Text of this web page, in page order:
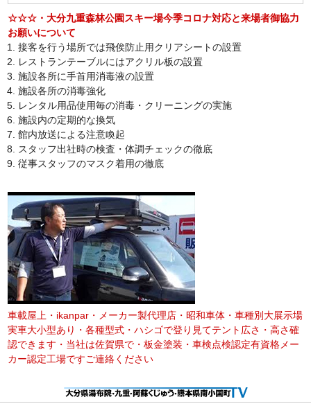
☆☆☆・大分九重森林公園スキー場今季コロナ対応と来場者御協力
お願いについて
接客を行う場所では飛俟防止用クリアシートの設置
レストランテーブルにはアクリル板の設置
施設各所に手首用消毒液の設置
施設各所の消毒強化
レンタル用品使用毎の消毒・クリーニングの実施
施設内の定期的な換気
館内放送による注意喚起
スタッフ出社時の検査・体調チェックの徹底
従事スタッフのマスク着用の徹底
車載屋上・ikanpar・メーカー製代理店・昭和車体・車種別大展示場
実車大小型あり・各種型式・ハシゴで登り見てテント広さ・高さ確
認できます・当社は佐賀県で・板金塗装・車検点検認定有資格メー
カー認定工場ですご連絡ください